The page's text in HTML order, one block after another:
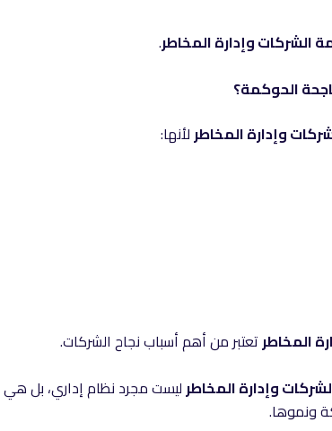
الشركات وإدارة المخاطر.
الحوكمة؟
وإدارة المخاطر لأنها:
المخاطرتعتبر من أهم أسباب نجاح الشركات.
وإدارة المخاطر ليست مجرد نظام إداري، بل
ونموها.